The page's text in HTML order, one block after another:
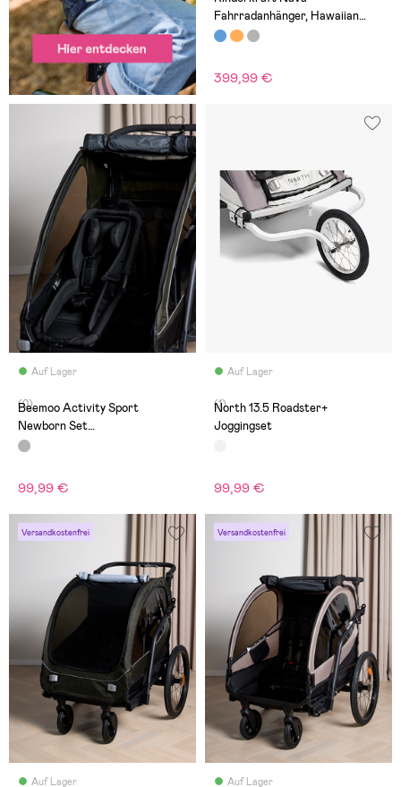
Fahrradanhänger, Hawaiian
Blue
399,99 €
Auf Lager
(0)
Beemoo Activity Sport
Newborn Set
Neugeboreneneinlage, Schwarz
99,99 €
Auf Lager
(1)
North 13.5 Roadster+
Joggingset
99,99 €
Versandkostenfrei
Auf Lager
Versandkostenfrei
Auf Lager